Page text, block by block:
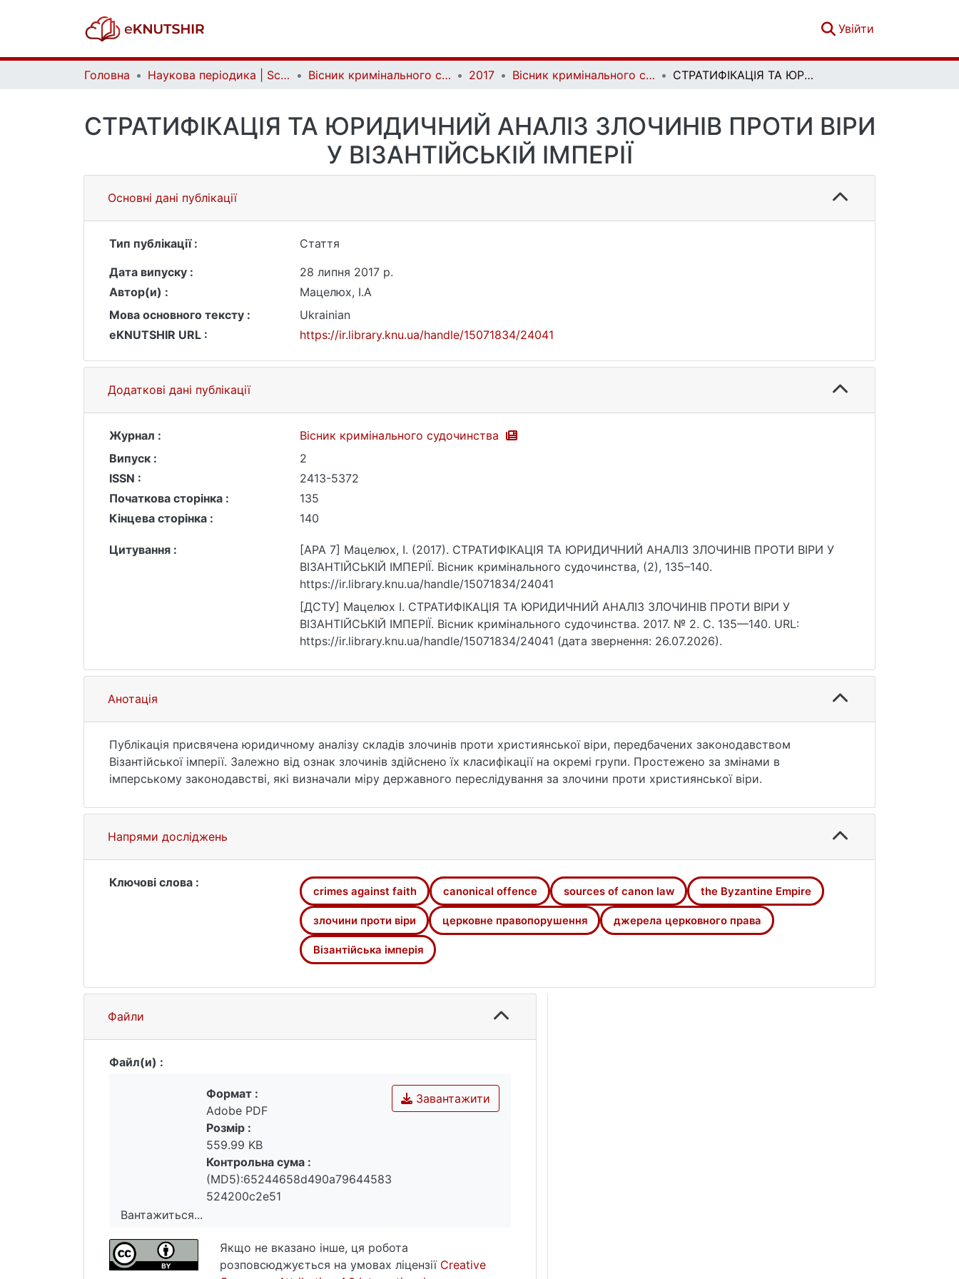
Увійти
Головна Наукова періодика | Scientific periodicals Вісник кримінального судочинства | Herald of criminal justice 2017 Вісник кримінального судочинства. № 2 СТРАТИФІКАЦІЯ ТА ЮРИДИЧНИЙ АНАЛІЗ ЗЛОЧИНІВ ПРОТИ ВІРИ У ВІЗАНТІЙСЬКІЙ ІМПЕРІЇ
СТРАТИФІКАЦІЯ ТА ЮРИДИЧНИЙ АНАЛІЗ ЗЛОЧИНІВ ПРОТИ ВІРИ
У ВІЗАНТІЙСЬКІЙ ІМПЕРІЇ
Основні дані публікації
Тип публікації :
Стаття
Дата випуску :
28 липня 2017 р.
Автор(и) :
Мацелюх, І.А
Мова основного тексту :
Ukrainian
eKNUTSHIR URL :
https://ir.library.knu.ua/handle/15071834/24041
Додаткові дані публікації
Журнал :
Вісник кримінального судочинства
Випуск :
2
ISSN :
2413-5372
Початкова сторінка :
135
Кінцева сторінка :
140
Цитування :
[APA 7] Мацелюх, І. (2017). СТРАТИФІКАЦІЯ ТА ЮРИДИЧНИЙ АНАЛІЗ ЗЛОЧИНІВ ПРОТИ ВІРИ У
ВІЗАНТІЙСЬКІЙ ІМПЕРІЇ. Вісник кримінального судочинства, (2), 135–140.
https://ir.library.knu.ua/handle/15071834/24041
[ДСТУ] Мацелюх І. СТРАТИФІКАЦІЯ ТА ЮРИДИЧНИЙ АНАЛІЗ ЗЛОЧИНІВ ПРОТИ ВІРИ У
ВІЗАНТІЙСЬКІЙ ІМПЕРІЇ. Вісник кримінального судочинства. 2017. № 2. С. 135—140. URL:
https://ir.library.knu.ua/handle/15071834/24041 (дата звернення: 26.07.2026).
Анотація
Публікація присвячена юридичному аналізу складів злочинів проти християнської віри, передбачених законодавством
Візантійської імперії. Залежно від ознак злочинів здійснено їх класифікації на окремі групи. Простежено за змінами в
імперському законодавстві, які визначали міру державного переслідування за злочини проти християнської віри.
Напрями досліджень
Ключові слова :
crimes against faith canonical offence sources of canon law the Byzantine Empire
злочини проти віри церковне правопорушення джерела церковного права
Візантійська імперія
Файли
Файл(и) :
Вантажиться...
Вантажиться...
Завантажити
Формат :
Adobe PDF
Розмір :
559.99 KB
Контрольна сума :
(MD5):65244658d490a79644583
524200c2e51
Якщо не вказано інше, ця робота
розповсюджується на умовах ліцензії Creative